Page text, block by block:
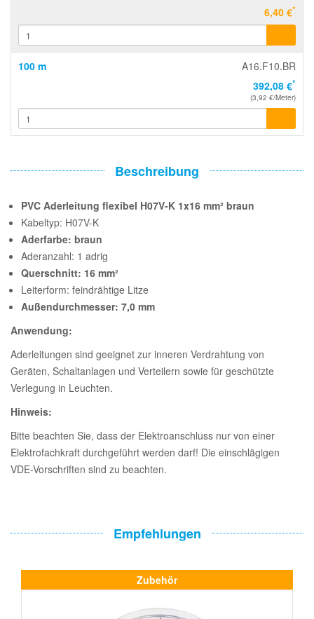
6,40 €*
100 m
A16.F10.BR
392,08 €*
(3,92 €/Meter)
Beschreibung
PVC Aderleitung flexibel H07V-K 1x16 mm² braun
Kabeltyp: H07V-K
Aderfarbe: braun
Aderanzahl: 1 adrig
Querschnitt: 16 mm²
Leiterform: feindrähtige Litze
Außendurchmesser: 7,0 mm
Anwendung:
Aderleitungen sind geeignet zur inneren Verdrahtung von
Geräten, Schaltanlagen und Verteilern sowie für geschützte
Verlegung in Leuchten.
Hinweis:
Bitte beachten Sie, dass der Elektroanschluss nur von einer
Elektrofachkraft durchgeführt werden darf! Die einschlägigen
VDE-Vorschriften sind zu beachten.
Empfehlungen
Zubehör